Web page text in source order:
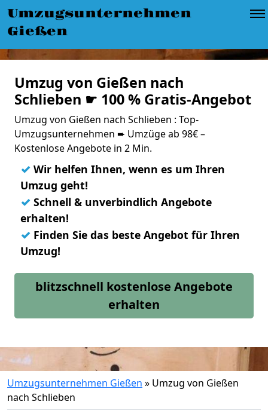
Umzugsunternehmen
Gießen
Umzug von Gießen nach
Schlieben ☛ 100 % Gratis-Angebot
Umzug von Gießen nach Schlieben : Top-
Umzugsunternehmen ➨ Umzüge ab 98€ –
Kostenlose Angebote in 2 Min.
✓ Wir helfen Ihnen, wenn es um Ihren
Umzug geht!
✓ Schnell & unverbindlich Angebote
erhalten!
✓ Finden Sie das beste Angebot für Ihren
Umzug!
blitzschnell kostenlose Angebote
erhalten
Umzugsunternehmen Gießen » Umzug von Gießen
nach Schlieben